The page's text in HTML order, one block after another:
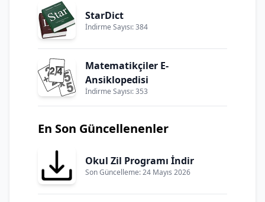
StarDict
İndirme Sayısı: 384
Matematikçiler E-
Ansiklopedisi
İndirme Sayısı: 353
En Son Güncellenenler
Okul Zil Programı İndir
Son Güncelleme: 24 Mayıs 2026